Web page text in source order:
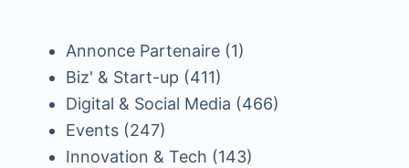
Annonce Partenaire(1)
Biz' & Start-up (411)
Digital & Social Media (466)
Events(247)
Innovation & Tech (143)